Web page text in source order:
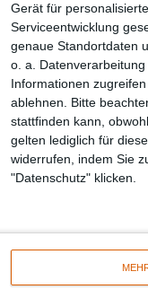
Gerät für
Serviceentwicklung
genaue Standortdaten
o. a.
Informationen
ablehnen.
Bitte
stattfinden kann,
gelten lediglich für
widerrufen, indem Sie
"Datenschutz" klicken.
8/10
Xandria
Eclipse
Crusade Of Bards